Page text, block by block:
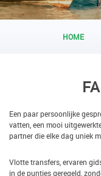
HOME
Een paar persoonlijke
vatten, een mooi
partner die elke dag uniek
Vlotte transfers, ervaren
in de puntjes geregeld,